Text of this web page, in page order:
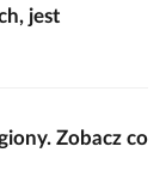
jest
Zobacz co